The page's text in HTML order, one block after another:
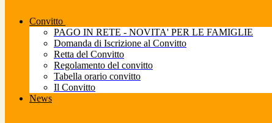
Convitto
PAGO IN RETE - NOVITA' PER LE FAMIGLIE
Domanda di Iscrizione al Convitto
Retta del Convitto
Regolamento del convitto
Tabella orario convitto
Il Convitto
News